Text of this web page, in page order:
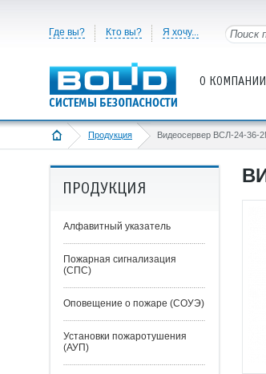
Где вы? Кто вы? Я хочу...
О КОМПАНИИ
Продукция Видеосервер ВСЛ-24-36-
ПРОДУКЦИЯ
Алфавитный указатель
Пожарная сигнализация
(СПС)
Оповещение о пожаре (СОУЭ)
Установки пожаротушения
(АУП)